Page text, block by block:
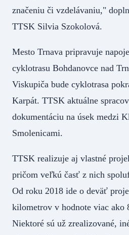
značeniu či vzdelávaniu,"
TTSK Silvia Szokolová.
Mesto Trnava pripravuje
cyklotrasu Bohdanovce nad
Viskupiča bude cyklotrasa
Karpát. TTSK aktuálne
dokumentáciu na úsek medzi
Smolenicami.
TTSK realizuje aj vlastné
pričom veľkú časť z nich
Od roku 2018 ide o deväť
kilometrov v hodnote viac ako
Niektoré sú už zrealizované,